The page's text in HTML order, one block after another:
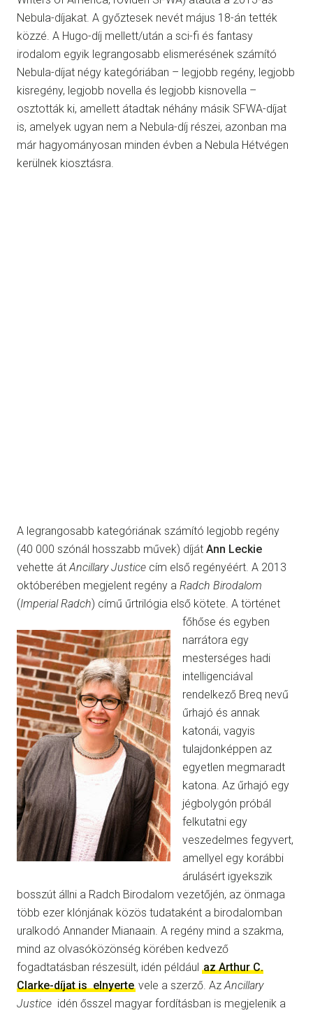
Nebula-díjakat. A győztesek nevét május 18-án tették
közzé. A Hugo-díj mellett/után a sci-fi és fantasy
irodalom egyik legrangosabb elismerésének számító
Nebula-díjat négy kategóriában – legjobb regény, legjobb
kisregény, legjobb novella és legjobb kisnovella –
osztották ki, amellett átadtak néhány másik SFWA-díjat
is, amelyek ugyan nem a Nebula-díj részei, azonban ma
már hagyományosan minden évben a Nebula Hétvégen
kerülnek kiosztásra.
A legrangosabb kategóriának számító legjobb regény
(40 000 szónál hosszabb művek) díját Ann Leckie
vehette át Ancillary Justice cím első regényéért. A 2013
októberében megjelent regény a Radch Birodalom
(Imperial Radch) című űrtrilógia első kötete. A történet
főhőse és egyben
narrátora egy
mesterséges hadi
intelligenciával
rendelkező Breq nevű
űrhajó és annak
katonái, vagyis
tulajdonképpen az
egyetlen megmaradt
katona. Az űrhajó egy
jégbolygón próbál
felkutatni egy
veszedelmes fegyvert,
amellyel egy korábbi
árulásért igyekszik
bosszút állni a Radch Birodalom vezetőjén, az önmaga
több ezer klónjának közös tudataként a birodalomban
uralkodó Annander Mianaain. A regény mind a szakma,
mind az olvasóközönség körében kedvező
fogadtatásban részesült, idén például az Arthur C.
Clarke-díjat is elnyerte vele a szerző. Az Ancillary
Justice idén ősszel magyar fordításban is megjelenik a